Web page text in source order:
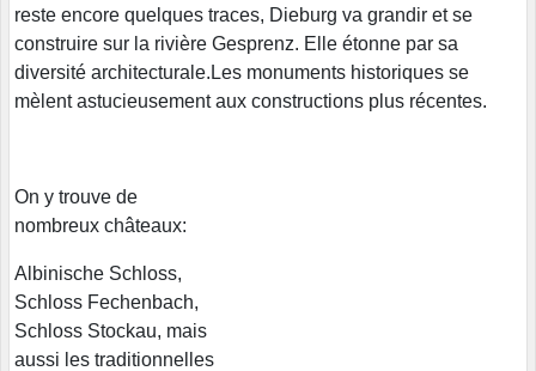
reste encore quelques traces, Dieburg va grandir et se
construire sur la rivière Gesprenz. Elle étonne par sa
diversité architecturale.Les monuments historiques se
mèlent astucieusement aux constructions plus récentes.
On y trouve de
nombreux châteaux:
Albinische Schloss,
Schloss Fechenbach,
Schloss Stockau, mais
aussi les traditionnelles